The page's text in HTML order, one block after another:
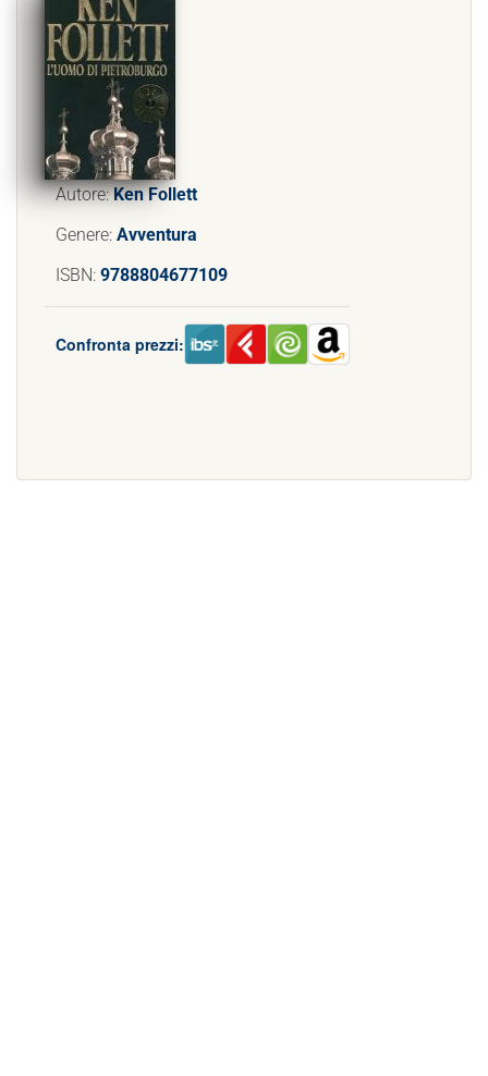
Autore:Ken Follett
Genere: Avventura
ISBN: 9788804677109
Confronta prezzi: